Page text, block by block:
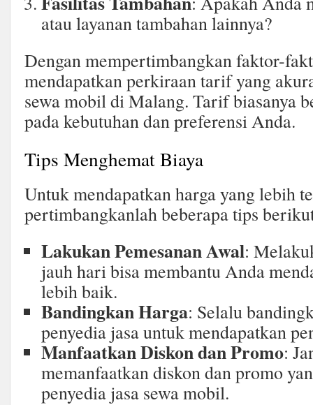
atau layanan tambahan lainnya?
Dengan mempertimbangkan faktor-
mendapatkan perkiraan tarif yang
sewa mobil di Malang. Tarif biasanya
pada kebutuhan dan preferensi Anda.
Tips Menghemat Biaya
Untuk mendapatkan harga yang lebih
pertimbangkanlah beberapa tips
Lakukan Pemesanan Awal:
jauh hari bisa membantu Anda
lebih baik.
Bandingkan Harga: Selalu
penyedia jasa untuk mendapatkan
Manfaatkan Diskon dan Promo:
memanfaatkan diskon dan promo
penyedia jasa sewa mobil.